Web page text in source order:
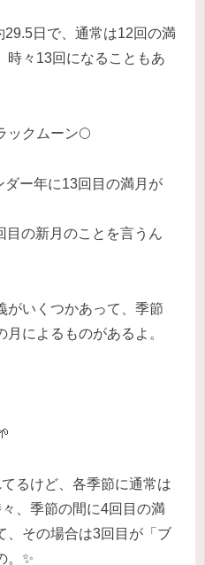
日で、通常は12回の満
時々13回になることもあ
ックムーン🌕
ダー年に13回目の満月が
目の新月のことを言うん
がいくつかあって、季節
によるものがあるよ。
るけど、各季節に通常は
、季節の間に4回目の満
、その場合は3回目が「ブ
。✨